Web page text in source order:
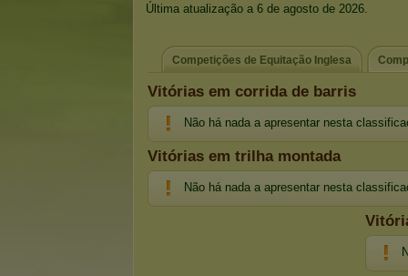
Última atualização a 6 de agosto de 2026.
Competições de Equitação Inglesa
Vitórias em corrida de barris
Não há nada a apresentar nesta
Vitórias em trilha montada
Não há nada a apresentar nesta